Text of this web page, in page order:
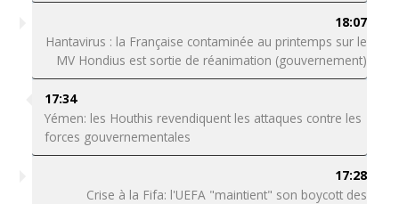
18:07
Hantavirus : la Française contaminée au printemps sur le
MV Hondius est sortie de réanimation (gouvernement)
17:34
Yémen: les Houthis revendiquent les attaques contre les
forces gouvernementales
17:28
Crise à la Fifa: l'UEFA "maintient" son boycott des